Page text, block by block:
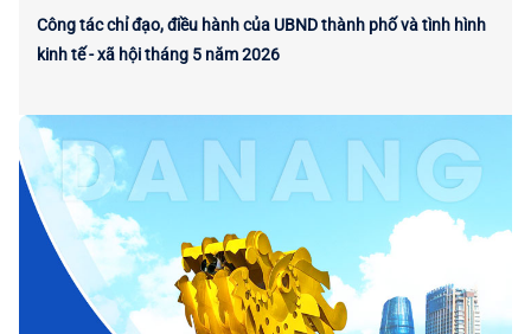
Công tác chỉ đạo, điều hành của UBND thành phố và tình hình
kinh tế - xã hội tháng 5 năm 2026